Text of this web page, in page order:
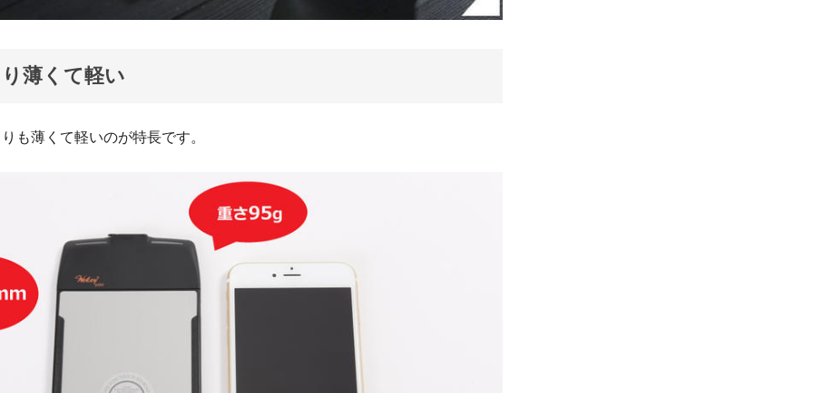
薄くて軽い
も薄くて軽いのが特長です。